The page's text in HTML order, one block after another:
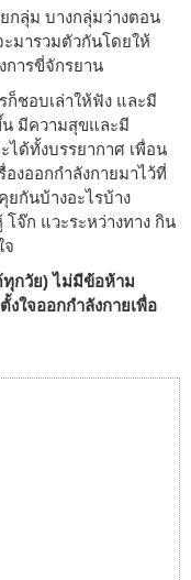
กลุ่ม บางกลุ่มว่างตอน
ะมารวมตัวกันโดยให้
การขี่จักรยาน
ชอบเล่าให้ฟัง และมี
มีความสุขและมี
ได้ทั้งบรรยากาศ เพื่อน
งออกกำลังกายมาไว้ที่
ยกันบ้างอะไรบ้าง
จ๊ก แวะระหว่างทาง กิน
จ
ทุกวัย) ไม่มีข้อห้าม
ใจออกกำลังกายเพื่อ